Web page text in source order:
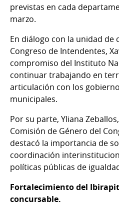
previstas en cada
marzo.
En diálogo con la unidad de
Congreso de Intendentes,
compromiso del Instituto
continuar trabajando en
articulación con los
municipales.
Por su parte, Yliana
Comisión de Género del
destacó la importancia de
coordinación
políticas públicas de
Fortalecimiento del
concursable.